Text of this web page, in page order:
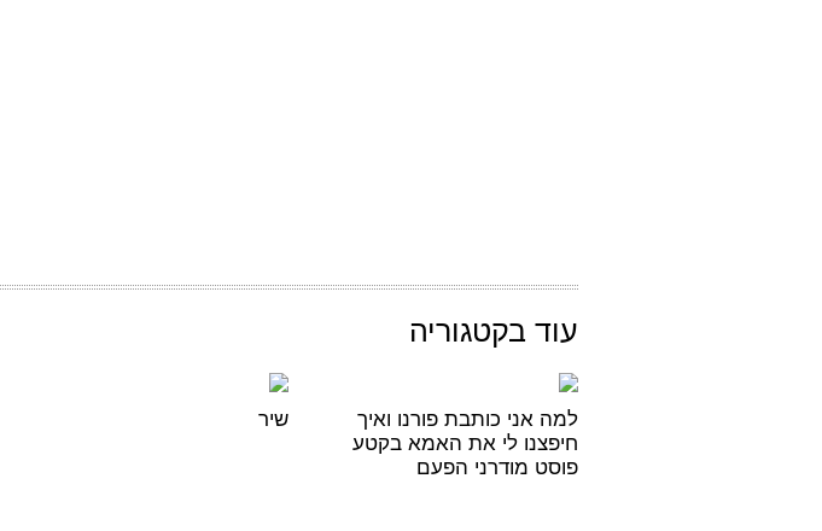
עוד בקטגוריה
למה אני כותבת פורנו ואיך
חיפצנו לי את האמא בקטע
פוסט מודרני הפעם
שיר